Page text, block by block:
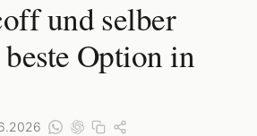
und selber
Option in